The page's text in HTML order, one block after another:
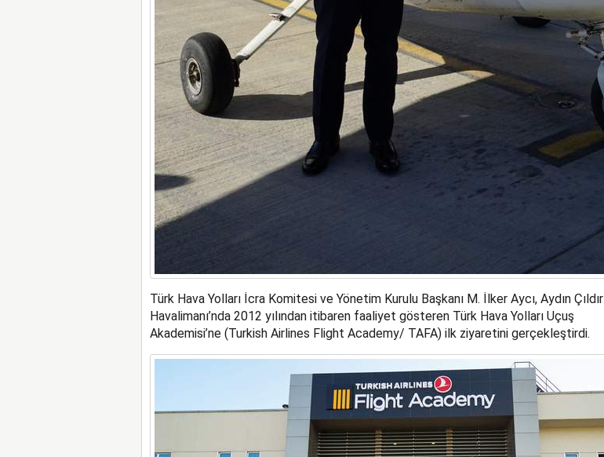
Türk Hava Yolları İcra Komitesi ve Yönetim Kurulu Başkanı M. İlker Aycı, Aydın Çıldır
Havalimanı’nda 2012 yılından itibaren faaliyet gösteren Türk Hava Yolları Uçuş
Akademisi’ne (Turkish Airlines Flight Academy/ TAFA) ilk ziyaretini gerçekleştirdi.